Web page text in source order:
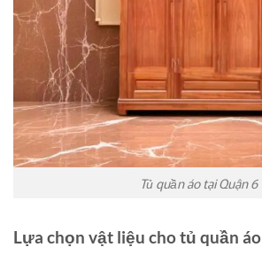
Tủ quần áo tại Quận 6
Lựa chọn vật liệu cho tủ quần áo